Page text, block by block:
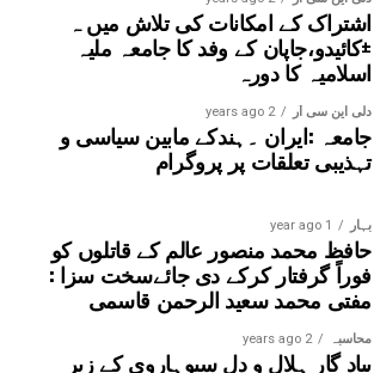
اشتراک کے امکانات کی تلاش میں ہ
±کائیدو،جاپان کے وفد کا جامعہ ملیہ
اسلامیہ کا دورہ
دلی این سی آر 2 years ago
جامعہ :ایران ۔ہندکے مابین سیاسی و
تہذیبی تعلقات پر پروگرام
بہار 1 year ago
حافظ محمد منصور عالم کے قاتلوں کو
فوراً گرفتار کرکے دی جائےسخت سزا :
مفتی محمد سعید الرحمن قاسمی
محاسبہ 2 years ago
بیاد گار ہلال و دل سیوہاروی کے زیر